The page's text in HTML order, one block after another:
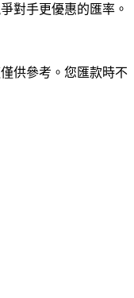
對手更優惠的匯率。
供參考。您匯款時不